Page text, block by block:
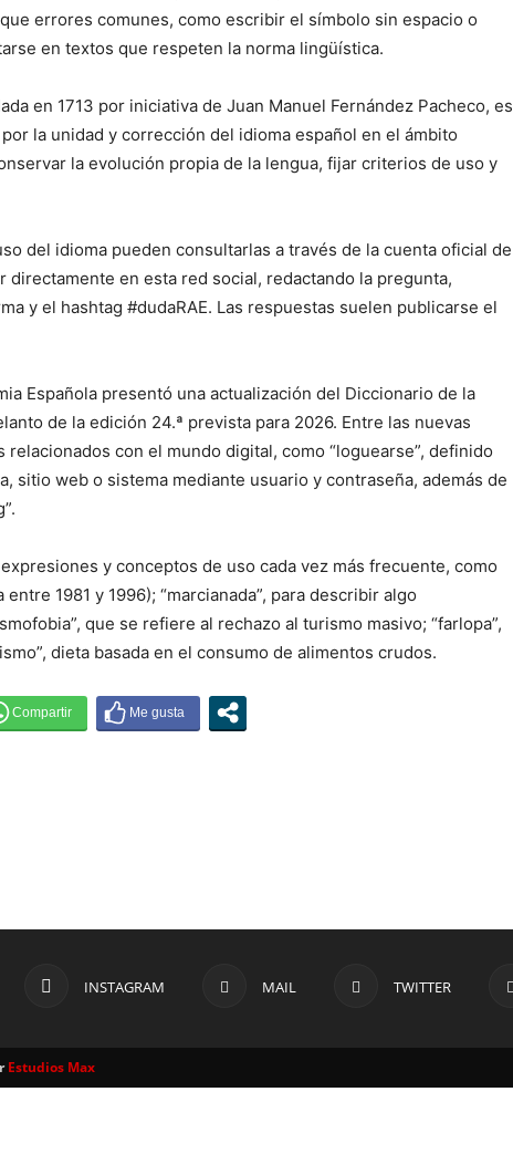
errores comunes, como escribir el símbolo sin espacio o
en textos que respeten la norma lingüística.
en 1713 por iniciativa de Juan Manuel Fernández Pacheco, es
la unidad y corrección del idioma español en el ámbito
la evolución propia de la lengua, fijar criterios de uso y
del idioma pueden consultarlas a través de la cuenta oficial de
directamente en esta red social, redactando la pregunta,
y el hashtag #dudaRAE. Las respuestas suelen publicarse el
Española presentó una actualización del Diccionario de la
de la edición 24.ª prevista para 2026. Entre las nuevas
con el mundo digital, como “loguearse”, definido
sitio web o sistema mediante usuario y contraseña, además de
y conceptos de uso cada vez más frecuente, como
1981 y 1996); “marcianada”, para describir algo
que se refiere al rechazo al turismo masivo; “farlopa”,
dieta basada en el consumo de alimentos crudos.
INSTAGRAM MAIL TWITTER
Estudios Max